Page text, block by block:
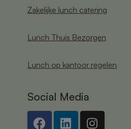
Zakelijke lunch catering
Lunch Thuis Bezorgen
Lunch op kantoor regelen
Social Media